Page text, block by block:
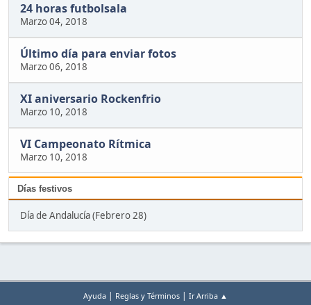
24 horas futbolsala
Marzo 04, 2018
Último día para enviar fotos
Marzo 06, 2018
XI aniversario Rockenfrio
Marzo 10, 2018
VI Campeonato Rítmica
Marzo 10, 2018
Días festivos
Día de Andalucía (Febrero 28)
Ayuda | Reglas y Términos | Ir Arriba ▲